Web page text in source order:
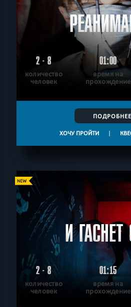
2 - 8
количество
человек
01:00
время на
прохождение
ПОДРОБНЕЕ
ХОЧУ ПРОЙТИ |
И ГАСНЕТ
2 - 8
количество
человек
01:15
время на
прохождение